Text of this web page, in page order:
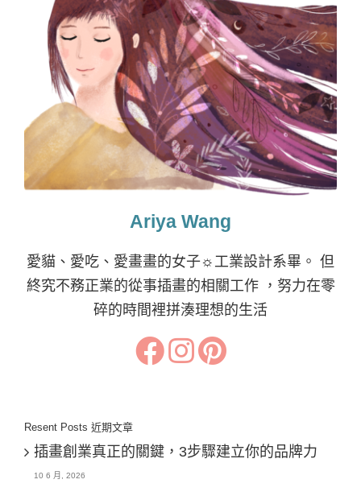
Ariya Wang
愛貓、愛吃、愛畫畫的女子☼工業設計系畢。 但
終究不務正業的從事插畫的相關工作 ，努力在零
碎的時間裡拼湊理想的生活
Resent Posts 近期文章
插畫創業真正的關鍵，3步驟建立你的品牌力
10 6 月, 2026